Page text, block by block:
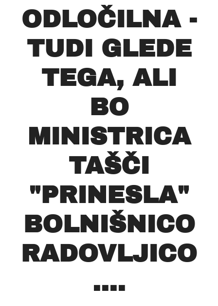
ODLOČILNA -
TUDI GLEDE
TEGA, ALI
BO
MINISTRICA
TAŠČI
"PRINESLA"
BOLNIŠNICO
RADOVLJICO
....